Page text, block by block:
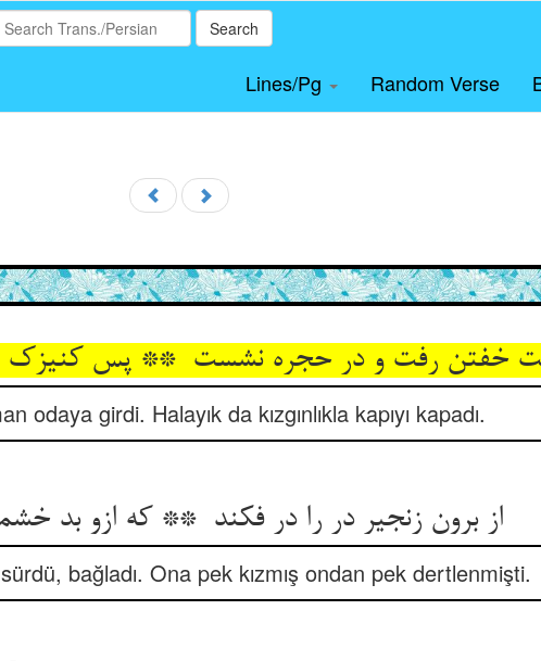
Search
Lines/Pg Random Verse
odaya girdi. Halayık da kızgınlıkla kapıyı kapadı.
bağladı. Ona pek kızmış ondan pek dertlenmişti.